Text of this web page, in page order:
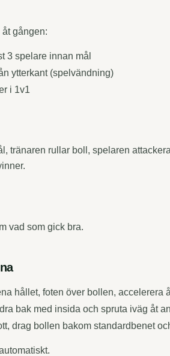
gången:
3 spelare innan mål
ytterkant (spelvändning)
i 1v1
tränaren rullar boll, spelaren
vad som gick bra.
hållet, foten över bollen, accelerera
bak med insida och spruta iväg åt
drag bollen bakom standardbenet